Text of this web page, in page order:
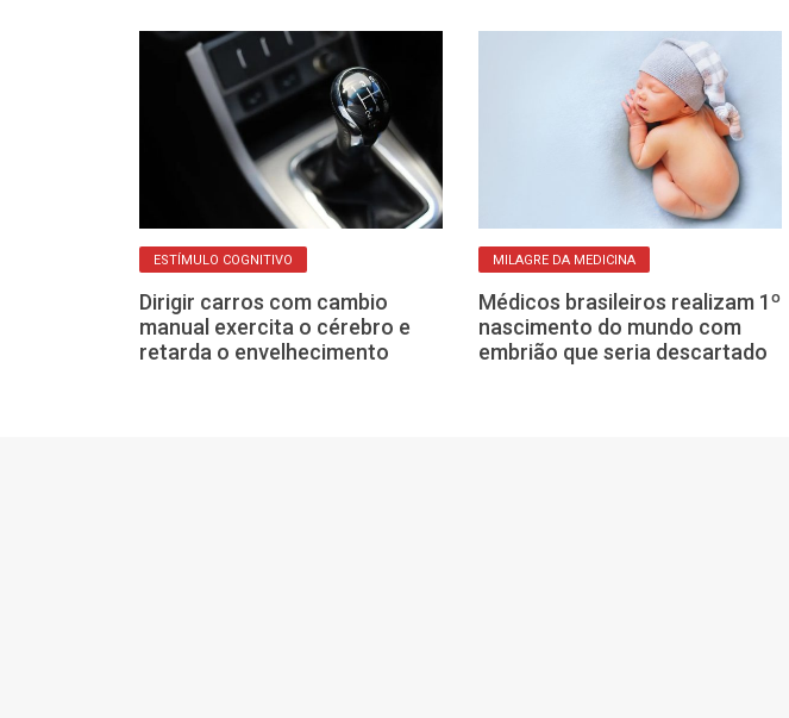
ESTÍMULO COGNITIVO
Dirigir carros com cambio
manual exercita o cérebro e
retarda o envelhecimento
MILAGRE DA MEDICINA
Médicos brasileiros realizam 1º
nascimento do mundo com
embrião que seria descartado